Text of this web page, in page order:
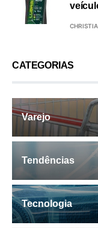
CATEGORIAS
Varejo
Tendências
Tecnologia